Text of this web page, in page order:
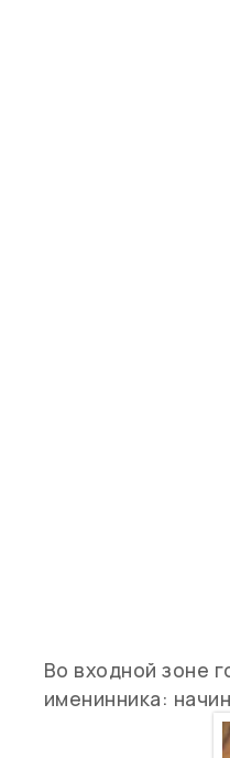
Во входной зоне
именинника: